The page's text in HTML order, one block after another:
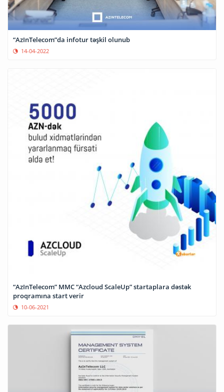
“AzInTelecom”da infotur təşkil olunub
14-04-2022
“AzInTelecom” MMC “Azcloud ScaleUp” startaplara dəstək
proqramına start verir
10-06-2021